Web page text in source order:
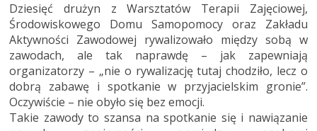
Dziesięć drużyn z Warsztatów Terapii Zajęciowej,
Środowiskowego Domu Samopomocy oraz Zakładu
Aktywności Zawodowej rywalizowało między sobą w
zawodach, ale tak naprawdę – jak zapewniają
organizatorzy – „nie o rywalizację tutaj chodziło, lecz o
dobrą zabawę i spotkanie w przyjacielskim gronie”.
Oczywiście – nie obyło się bez emocji.
Takie zawody to szansa na spotkanie się i nawiązanie